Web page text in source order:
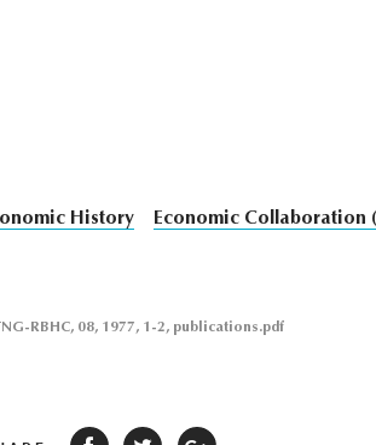
History Economic Collaboration
RBHC, 08, 1977, 1-2, publications.pdf